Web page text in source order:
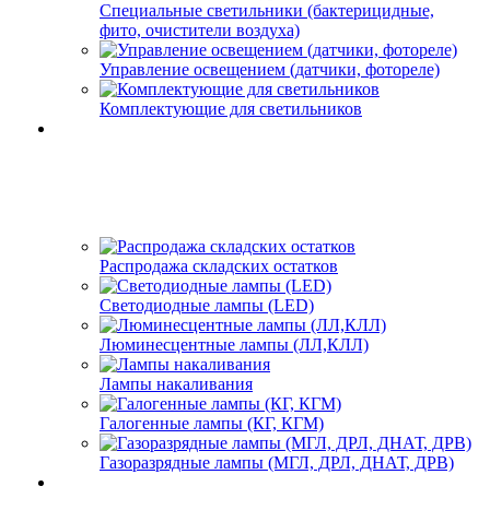
Специальные светильники (бактерицидные,
фито, очистители воздуха)
Управление освещением (датчики, фотореле)
Комплектующие для светильников
Распродажа складских остатков
Светодиодные лампы (LED)
Люминесцентные лампы (ЛЛ,КЛЛ)
Лампы накаливания
Галогенные лампы (КГ, КГМ)
Газоразрядные лампы (МГЛ, ДРЛ, ДНАТ, ДРВ)